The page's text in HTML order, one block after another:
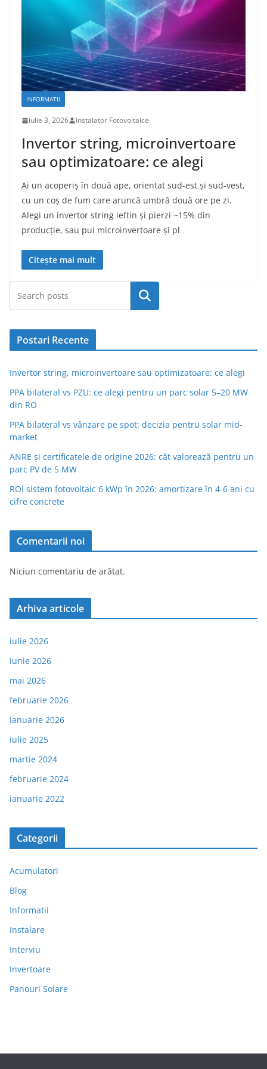
INFORMATII
iulie 3, 2026 Instalator Fotovoltaice
Invertor string, microinvertoare
sau optimizatoare: ce alegi
Ai un acoperiș în două ape, orientat sud-est și sud-vest,
cu un coș de fum care aruncă umbră două ore pe zi.
Alegi un invertor string ieftin și pierzi ~15% din
producție, sau pui microinvertoare și pl
Citește mai mult
Caută
Postari Recente
Invertor string, microinvertoare sau optimizatoare: ce alegi
PPA bilateral vs PZU: ce alegi pentru un parc solar 5–20 MW
din RO
PPA bilateral vs vânzare pe spot: decizia pentru solar mid-
market
ANRE și certificatele de origine 2026: cât valorează pentru un
parc PV de 5 MW
ROI sistem fotovoltaic 6 kWp în 2026: amortizare în 4-6 ani cu
cifre concrete
Comentarii noi
Niciun comentariu de arătat.
Arhiva articole
iulie 2026
iunie 2026
mai 2026
februarie 2026
ianuarie 2026
iulie 2025
martie 2024
februarie 2024
ianuarie 2022
Categorii
Acumulatori
Blog
Informatii
Instalare
Interviu
Invertoare
Panouri Solare